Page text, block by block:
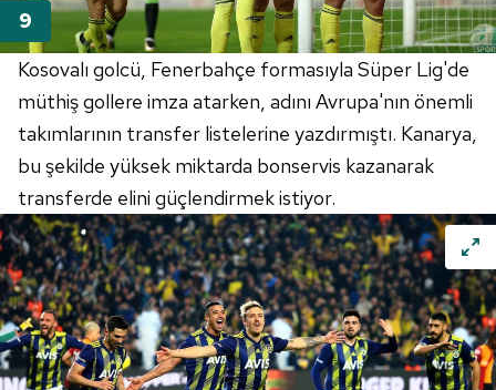
Kosovalı golcü, Fenerbahçe formasıyla Süper Lig'de
müthiş gollere imza atarken, adını Avrupa'nın önemli
takımlarının transfer listelerine yazdırmıştı. Kanarya,
bu şekilde yüksek miktarda bonservis kazanarak
transferde elini güçlendirmek istiyor.